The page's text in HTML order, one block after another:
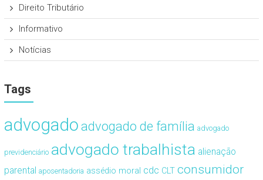
Direito Tributário
Informativo
Notícias
Tags
advogado advogado de família advogado
previdenciário advogado trabalhista alienação
parental aposentadoria assédio moral cdc CLT consumidor